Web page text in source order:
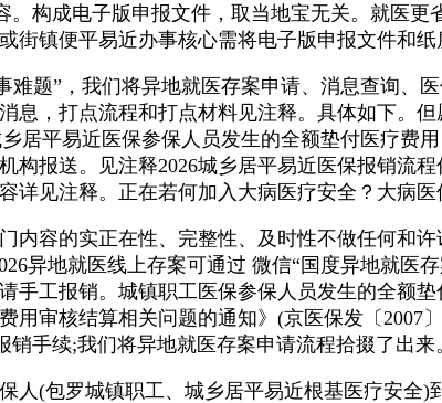
构成电子版申报文件，取当地宝无关。就医
街镇便平易近办事核心需将电子版申报文件和
”，我们将异地就医存案申请、消息查询、
息，打点流程和打点材料见注释。具体如下。
居平易近医保参保人员发生的全额垫付医疗费
构报送。见注释2026城乡居平易近医保报销流
见注释。正在若何加入大病医疗安全？大病
容的实正在性、完整性、及时性不做任何和许
异地就医线上存案可通过 微信“国度异地就医
手工报销。城镇职工医保参保人员发生的全额
审核结算相关问题的通知》(京医保发〔2007
手续;我们将异地就医存案申请流程拾掇了出来
(包罗城镇职工、城乡居平易近根基医疗安全)